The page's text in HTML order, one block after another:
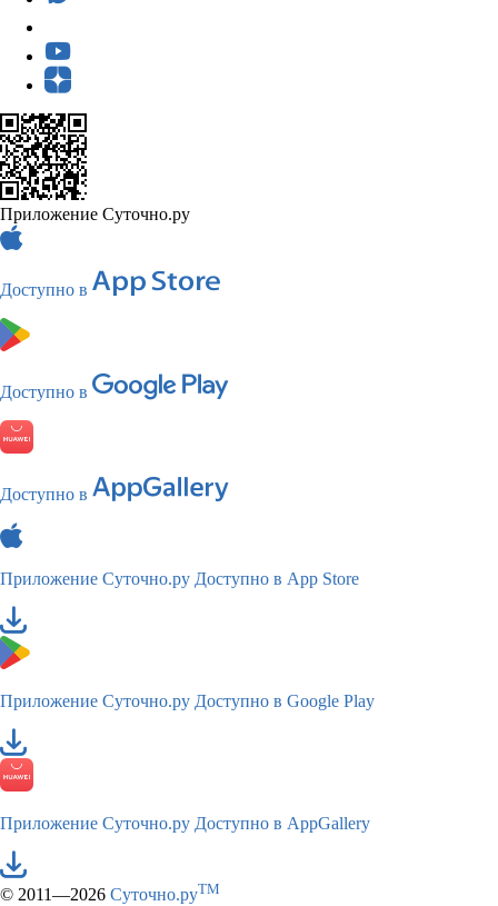
Приложение Суточно.ру
Доступно в
Доступно в
Доступно в
Приложение Суточно.ру Доступно в App Store
Приложение Суточно.ру Доступно в Google Play
Приложение Суточно.ру Доступно в AppGallery
© 2011—2026 Суточно.руTM